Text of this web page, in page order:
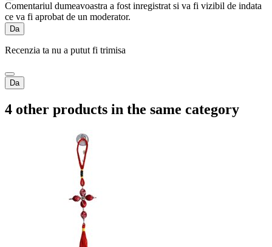
Comentariul dumeavoastra a fost inregistrat si va fi vizibil de indata
ce va fi aprobat de un moderator.
Da
Recenzia ta nu a putut fi trimisa
Da
4 other products in the same category